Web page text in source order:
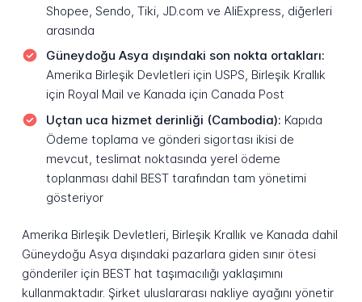
Shopee, Sendo, Tiki, JD.com ve AliExpress, diğerleri
arasında
Güneydoğu Asya dışındaki son nokta ortakları:
Amerika Birleşik Devletleri için USPS, Birleşik Krallık
için Royal Mail ve Kanada için Canada Post
Uçtan uca hizmet derinliği (Cambodia): Kapıda
Ödeme toplama ve gönderi sigortası ikisi de
mevcut, teslimat noktasında yerel ödeme
toplanması dahil BEST tarafından tam yönetimi
gösteriyor
Amerika Birleşik Devletleri, Birleşik Krallık ve Kanada dahil
Güneydoğu Asya dışındaki pazarlara giden sınır ötesi
gönderiler için BEST hat taşımacılığı yaklaşımını
kullanmaktadır. Şirket uluslararası nakliye ayağını yönetir